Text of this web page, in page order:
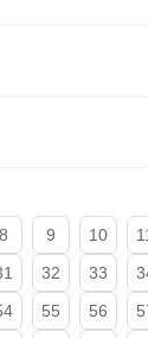
8 9 10
32 33
55 56